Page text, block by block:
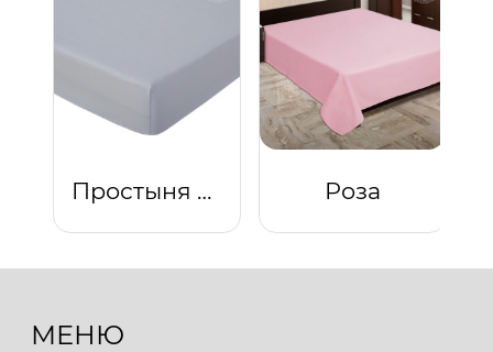
Простыня на резинке "Платина" Роза
МЕНЮ